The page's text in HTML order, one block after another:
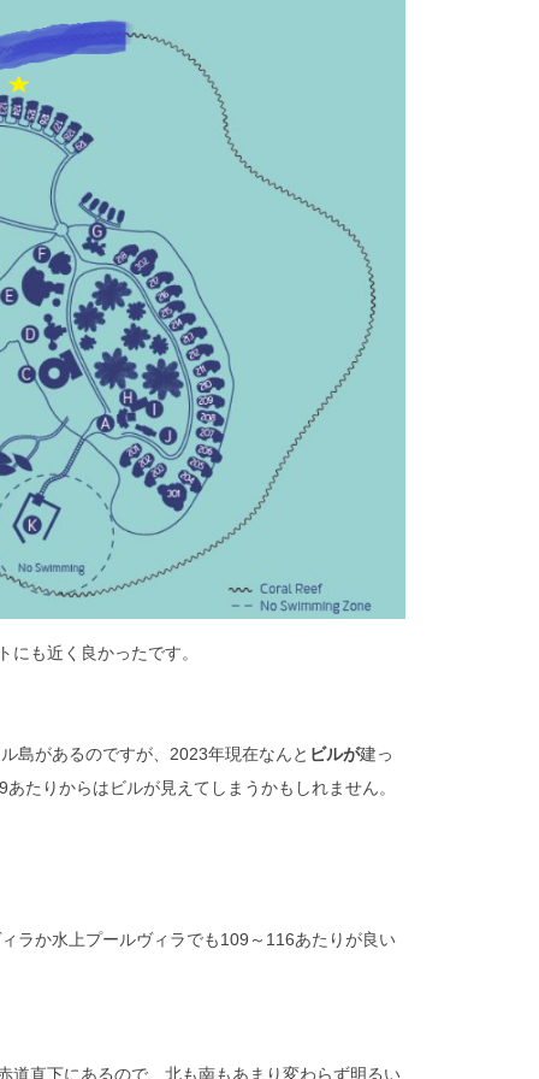
も近く良かったです。
島があるのですが、2023年現在なんと ビルが建っ
たりからはビルが見えてしまうかもしれません。
ラか水上プールヴィラでも109～116あたりが良い
直下にあるので、北も南もあまり変わらず明るい